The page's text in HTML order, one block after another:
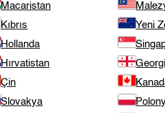
Macaristan
Kıbrıs
Yeni
Hollanda
Hırvatistan
Çin
Slovakya